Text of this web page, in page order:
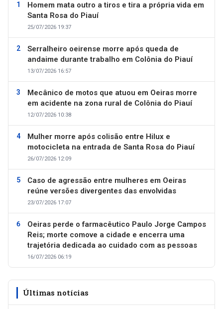
Homem mata outro a tiros e tira a própria vida em
Santa Rosa do Piauí
25/07/2026 19:37
Serralheiro oeirense morre após queda de
andaime durante trabalho em Colônia do Piauí
13/07/2026 16:57
Mecânico de motos que atuou em Oeiras morre
em acidente na zona rural de Colônia do Piauí
12/07/2026 10:38
Mulher morre após colisão entre Hilux e
motocicleta na entrada de Santa Rosa do Piauí
26/07/2026 12:09
Caso de agressão entre mulheres em Oeiras
reúne versões divergentes das envolvidas
23/07/2026 17:07
Oeiras perde o farmacêutico Paulo Jorge Campos
Reis; morte comove a cidade e encerra uma
trajetória dedicada ao cuidado com as pessoas
16/07/2026 06:19
Últimas notícias